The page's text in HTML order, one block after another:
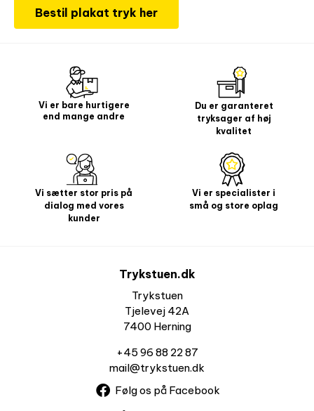
Bestil plakat tryk her
Vi er bare hurtigere
end mange andre
Du er garanteret
tryksager af høj
kvalitet
Vi sætter stor pris på
dialog med vores
kunder
Vi er specialister i
små og store oplag
Trykstuen.dk
Trykstuen
Tjelevej 42A
7400 Herning
+45 96 88 22 87
mail@trykstuen.dk
Følg os på Facebook